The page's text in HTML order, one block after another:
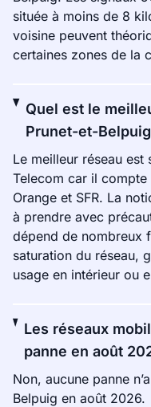
située à moins de 8
voisine peuvent
certaines zones de la
Quel est le
Prunet-et-
Le meilleur réseau est
Telecom car il compte
Orange et SFR. La
à prendre avec
dépend de nombreux
saturation du réseau,
usage en intérieur ou
Les réseaux
panne en août
Non, aucune panne
Belpuig en août 2026.